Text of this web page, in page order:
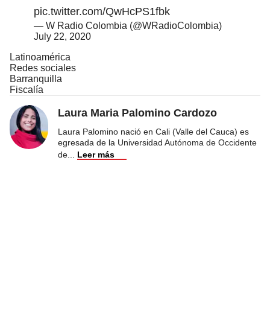
pic.twitter.com/QwHcPS1fbk
— W Radio Colombia (@WRadioColombia)
July 22, 2020
Latinoamérica
Redes sociales
Barranquilla
Fiscalía
Laura Maria Palomino Cardozo
Laura Palomino nació en Cali (Valle del Cauca) es
egresada de la Universidad Autónoma de Occidente
de
Leer más